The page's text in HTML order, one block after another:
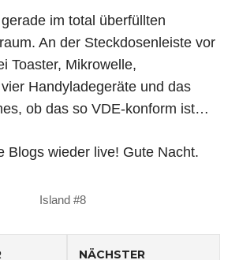
im total überfüllten
An der Steckdosenleiste vor
Toaster, Mikrowelle,
Handyladegeräte und das
ob das so VDE-konform ist…
Blogs wieder live! Gute Nacht.
Island #8
NÄCHSTER